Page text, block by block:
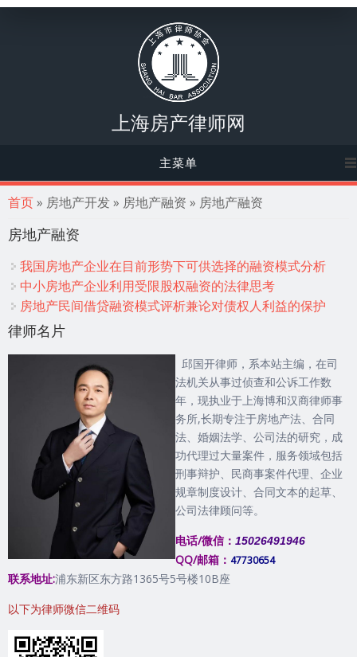
上海房产律师网
主菜单
你在这里
首页» 房地产开发 » 房地产融资 » 房地产融资
房地产融资
我国房地产企业在目前形势下可供选择的融资模式分析
中小房地产企业利用受限股权融资的法律思考
房地产民间借贷融资模式评析兼论对债权人利益的保护
律师名片
邱国开律师，系本站主编，在司
法机关从事过侦查和公诉工作数
年，现执业于上海博和汉商律师事
务所,长期专注于房地产法、合同
法、婚姻法学、公司法的研究，成
功代理过大量案件，服务领域包括
刑事辩护、民商事案件代理、企业
规章制度设计、合同文本的起草、
公司法律顾问等。
电话/微信： 15026491946
QQ/邮箱： 47730654
联系地址:浦东新区东方路1365号5号楼10B座
以下为律师微信二维码